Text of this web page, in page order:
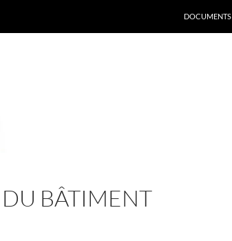
DOCUMENTS
BÂTIMENT